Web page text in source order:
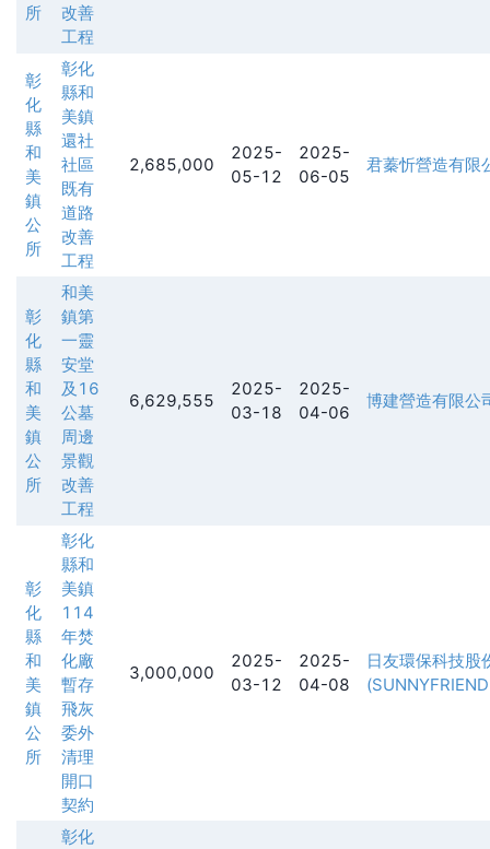
所
改善
工程
彰
化
縣
和
美
鎮
公
所
彰化
縣和
美鎮
還社
社區
既有
道路
改善
工程
2,685,000
2025-
05-12
2025-
06-05
君蓁忻營造有限
彰
化
縣
和
美
鎮
公
所
和美
鎮第
一靈
安堂
及16
公墓
周邊
景觀
改善
工程
6,629,555
2025-
03-18
2025-
04-06
博建營造有限公
彰
化
縣
和
美
鎮
公
所
彰化
縣和
美鎮
114
年焚
化廠
暫存
飛灰
委外
清理
開口
契約
3,000,000
2025-
03-12
2025-
04-08
日友環保科技股
彰化